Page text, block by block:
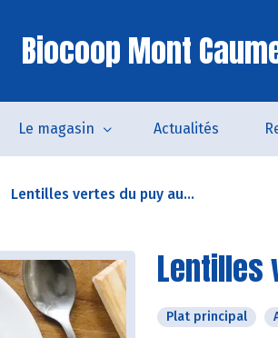
Biocoop Mont
Le magasin Actualités
Lentilles vertes du puy au...
Lentilles
Plat principal